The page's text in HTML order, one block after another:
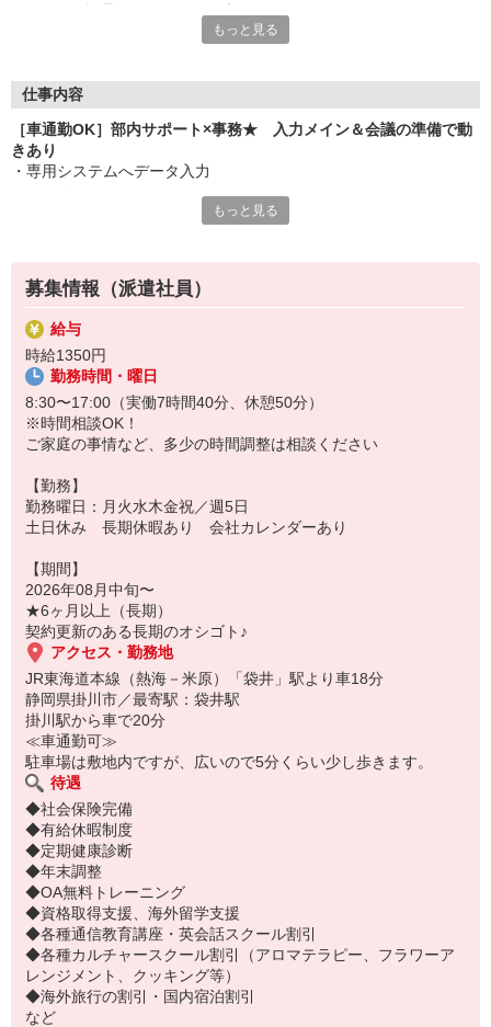
もっと見る
仕事内容
［車通勤OK］部内サポート×事務★ 入力メイン＆会議の準備で動
きあり
・専用システムへデータ入力
・伝票の仕分けと配布、ファイリング
もっと見る
募集情報（派遣社員）
給与
時給1350円
勤務時間・曜日
8:30〜17:00（実働7時間40分、休憩50分）
※時間相談OK！
ご家庭の事情など、多少の時間調整は相談ください
【勤務】
勤務曜日：月火水木金祝／週5日
土日休み 長期休暇あり 会社カレンダーあり
【期間】
2026年08月中旬〜
★6ヶ月以上（長期）
契約更新のある長期のオシゴト♪
アクセス・勤務地
JR東海道本線（熱海－米原）「袋井」駅より車18分
静岡県掛川市／最寄駅：袋井駅
掛川駅から車で20分
≪車通勤可≫
駐車場は敷地内ですが、広いので5分くらい少し歩きます。
待遇
◆社会保険完備
◆有給休暇制度
◆定期健康診断
◆年末調整
◆OA無料トレーニング
◆資格取得支援、海外留学支援
◆各種通信教育講座・英会話スクール割引
◆各種カルチャースクール割引（アロマテラピー、フラワーア
レンジメント、クッキング等）
◆海外旅行の割引・国内宿泊割引
など